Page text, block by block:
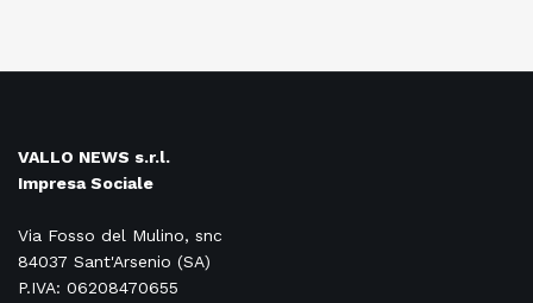
VALLO NEWS s.r.l.
Impresa Sociale
Via Fosso del Mulino, snc
84037 Sant'Arsenio (SA)
P.IVA: 06208470655